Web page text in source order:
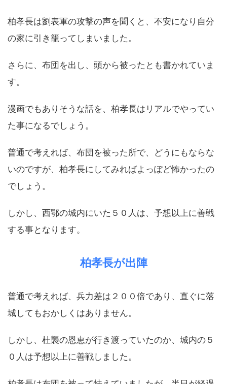
柏孝長は劉表軍の攻撃の声を聞くと、不安になり自分
の家に引き籠ってしまいました。
さらに、布団を出し、頭から被ったとも書かれていま
す。
漫画でもありそうな話を、柏孝長はリアルでやってい
た事になるでしょう。
普通で考えれば、布団を被った所で、どうにもならな
いのですが、柏孝長にしてみればよっぽど怖かったの
でしょう。
しかし、西鄂の城内にいた５０人は、予想以上に善戦
する事となります。
柏孝長が出陣
普通で考えれば、兵力差は２００倍であり、直ぐに落
城してもおかしくはありません。
しかし、杜襲の恩恵が行き渡っていたのか、城内の５
０人は予想以上に善戦しました。